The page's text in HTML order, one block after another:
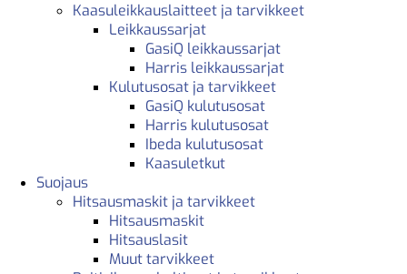
Kaasuleikkauslaitteet ja tarvikkeet
Leikkaussarjat
GasiQ leikkaussarjat
Harris leikkaussarjat
Kulutusosat ja tarvikkeet
GasiQ kulutusosat
Harris kulutusosat
Ibeda kulutusosat
Kaasuletkut
Suojaus
Hitsausmaskit ja tarvikkeet
Hitsausmaskit
Hitsauslasit
Muut tarvikkeet